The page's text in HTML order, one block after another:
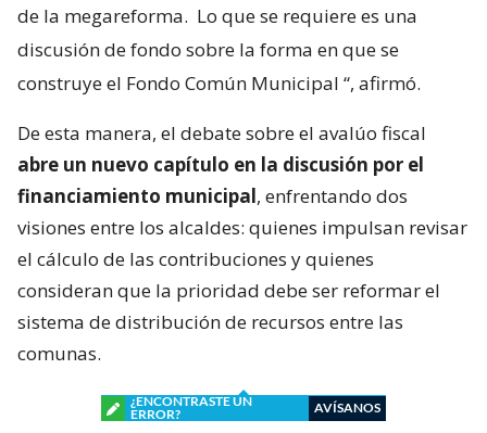
de la megareforma. Lo que se requiere es una
discusión de fondo sobre la forma en que se
construye el Fondo Común Municipal “, afirmó.
De esta manera, el debate sobre el avalúo fiscal
abre un nuevo capítulo en la discusión por el
financiamiento municipal, enfrentando dos
visiones entre los alcaldes: quienes impulsan revisar
el cálculo de las contribuciones y quienes
consideran que la prioridad debe ser reformar el
sistema de distribución de recursos entre las
comunas.
¿ENCONTRASTE UN
ERROR?
AVÍSANOS